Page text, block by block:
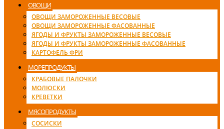
ОВОЩИ
ОВОЩИ ЗАМОРОЖЕННЫЕ ВЕСОВЫЕ
ОВОЩИ ЗАМОРОЖЕННЫЕ ФАСОВАННЫЕ
ЯГОДЫ И ФРУКТЫ ЗАМОРОЖЕННЫЕ ВЕСОВЫЕ
ЯГОДЫ И ФРУКТЫ ЗАМОРОЖЕННЫЕ ФАСОВАННЫЕ
КАРТОФЕЛЬ ФРИ
МОРЕПРОДУКТЫ
КРАБОВЫЕ ПАЛОЧКИ
МОЛЮСКИ
КРЕВЕТКИ
МЯСОПРОДУКТЫ
СОСИСКИ